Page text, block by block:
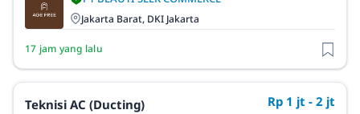
Jakarta Barat, DKI Jakarta
17 jam yang lalu
Teknisi AC (Ducting) Rp 1 jt - 2 jt